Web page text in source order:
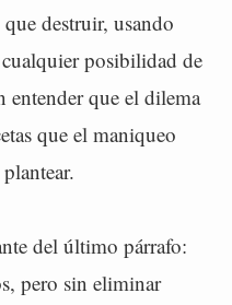
destruir, usando
posibilidad de
entender que el dilema
que el maniqueo
del último párrafo:
pero sin eliminar